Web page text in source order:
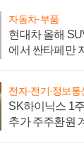
자동차·부품
현대차 올해
에서 싼타페만
전자·전기·정보통
SK하이닉스 1
추가 주주환원